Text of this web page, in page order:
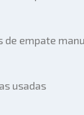
de empate
usadas